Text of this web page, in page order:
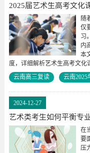
2025届艺术生高考文化
随
仅
习
内
本
度，详细解析艺术生高考文化
云南高三复读
云南2025
2024-12-27
艺术类考生如何平衡专
在
要
压